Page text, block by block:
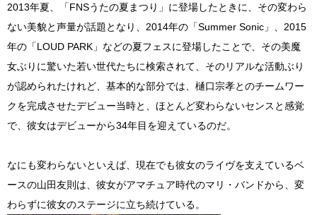
2013年夏、「FNSうたの夏まつり」に登場したときに、その変わら
ない美貌と声量が話題となり、2014年の「Summer Sonic」、2015
年の「LOUD PARK」などの夏フェスに登場したことで、その美魔
女ぶりに驚いた若い世代たちに検索されて、そのリアルな活動ぶり
が認められたけれど、基本的な部分では、樋口宗孝とのチームワー
クを完成させたデビュー当時と、ほとんど変わらないセンスと感覚
で、彼女はデビューから34年目を迎えているのだ。
なにも変わらないといえば、現在でも彼女のライヴを支えているベ
ースの山田友則は、彼女がアマチュア時代のマリ・バンドから、変
わらずに彼女のステージに立ち続けている。